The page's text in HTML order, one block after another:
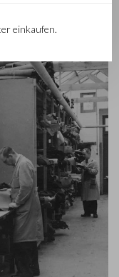
einkaufen.